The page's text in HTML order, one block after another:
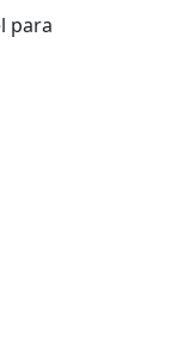
para